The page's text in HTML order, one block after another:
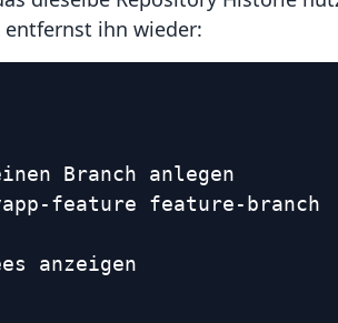
ihn wieder:
Branch anlegen
feature feature-branch
anzeigen